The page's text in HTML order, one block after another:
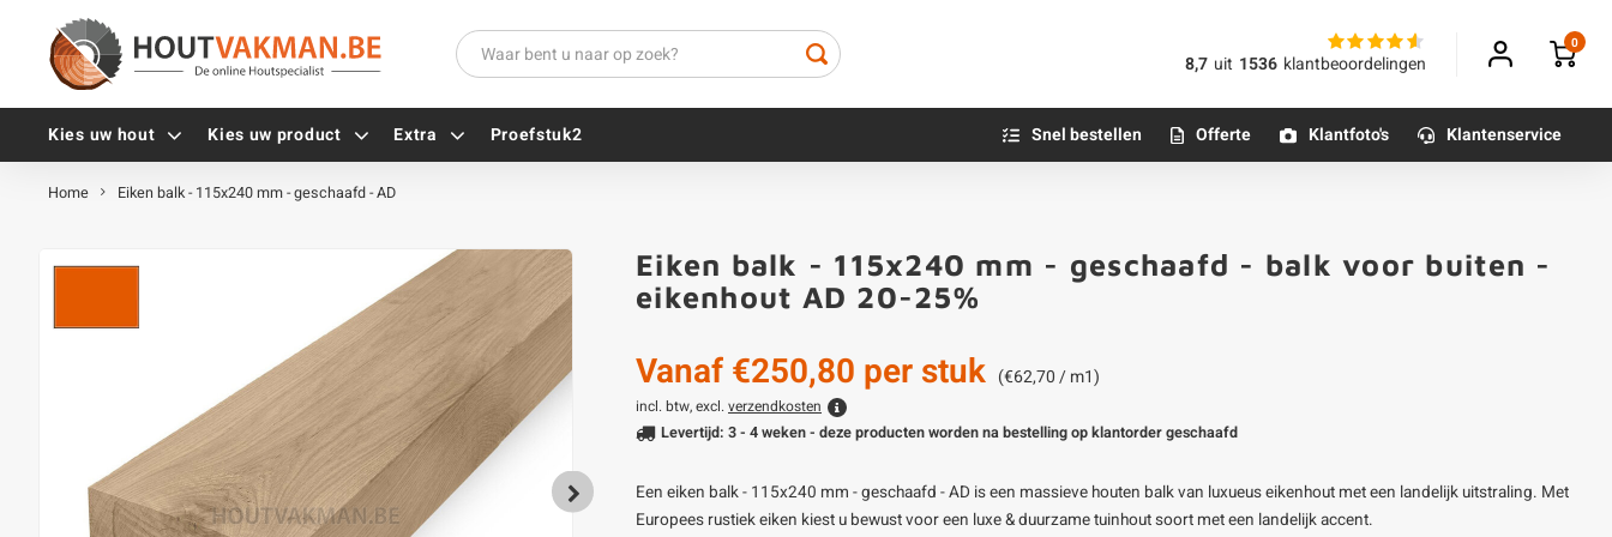
8,7 uit 1536 klantbeoordelingen
0
Kies uw hout Kies uw product Extra
Tellerkopschroeven
Zwarte schroeven
Alle vijzen
Paalhouders
Stelplaten
Hoekankers
Terrasdragers
B-fix
PuraFix
Verbindingsstukken
Houten pennen
Blauwsteen sokkels
Olie - voor buiten
Impregneer
Olie en lak - voor binnen
Houtvuller
Betonmortels
Alle poten & onderstellen
Proefstuk2 Snel bestellen Offerte Klantfoto's Klantenservice
Home Eiken balk - 115x240 mm - geschaafd - AD
Eiken balk - 115x240 mm - geschaafd - balk voor buiten -
eikenhout AD 20-25%
Vanaf€250,80 per stuk (€62,70 / m1)
incl. btw, excl. verzendkosten
Levertijd: 3 - 4 weken - deze producten worden na bestelling op klantorder geschaafd
Een eiken balk - 115x240 mm - geschaafd - AD is een massieve houten balk van luxueus eikenhout met een landelijk uitstraling. Met
Europees rustiek eiken kiest u bewust voor een luxe & duurzame tuinhout soort met een landelijk accent.